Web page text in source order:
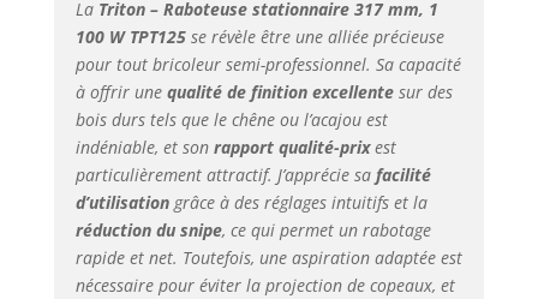
La Triton – Raboteuse stationnaire 317 mm, 1
100 W TPT125se révèle être une alliée précieuse
pour tout bricoleur semi-professionnel. Sa capacité
à offrir une qualité de finition excellentesur des
bois durs tels que le chêne ou l’acajou est
indéniable, et son rapport qualité-prixest
particulièrement attractif. J’apprécie sa facilité
d’utilisationgrâce à des réglages intuitifs et la
réduction du snipe, ce qui permet un rabotage
rapide et net. Toutefois, une aspiration adaptée est
nécessaire pour éviter la projection de copeaux, et